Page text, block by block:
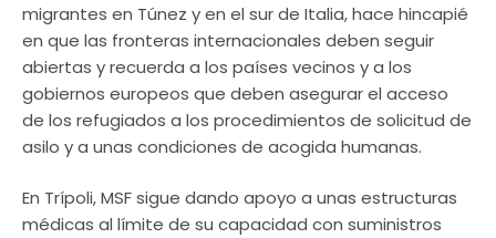
migrantes en Túnez y en el sur de Italia, hace hincapié
en que las fronteras internacionales deben seguir
abiertas y recuerda a los países vecinos y a los
gobiernos europeos que deben asegurar el acceso
de los refugiados a los procedimientos de solicitud de
asilo y a unas condiciones de acogida humanas.
En Trípoli, MSF sigue dando apoyo a unas estructuras
médicas al límite de su capacidad con suministros